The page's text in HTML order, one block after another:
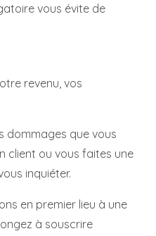
vous évite de
revenu, vos
dommages que vous
client ou vous faites une
inquiéter.
en premier lieu à une
à souscrire